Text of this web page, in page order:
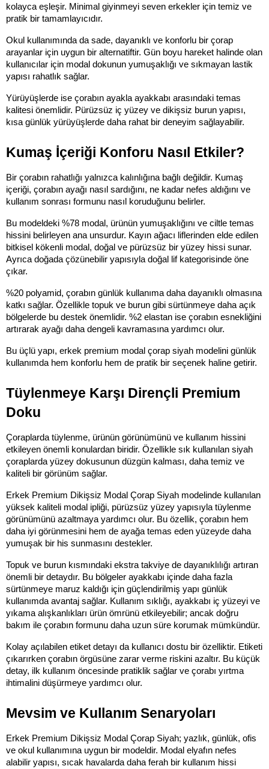
kolayca eşleşir. Minimal giyinmeyi seven erkekler için temiz ve
pratik bir tamamlayıcıdır.
Okul kullanımında da sade, dayanıklı ve konforlu bir çorap
arayanlar için uygun bir alternatiftir. Gün boyu hareket halinde olan
kullanıcılar için modal dokunun yumuşaklığı ve sıkmayan lastik
yapısı rahatlık sağlar.
Yürüyüşlerde ise çorabın ayakla ayakkabı arasındaki temas
kalitesi önemlidir. Pürüzsüz iç yüzey ve dikişsiz burun yapısı,
kısa günlük yürüyüşlerde daha rahat bir deneyim sağlayabilir.
Kumaş İçeriği Konforu Nasıl Etkiler?
Bir çorabın rahatlığı yalnızca kalınlığına bağlı değildir. Kumaş
içeriği, çorabın ayağı nasıl sardığını, ne kadar nefes aldığını ve
kullanım sonrası formunu nasıl koruduğunu belirler.
Bu modeldeki %78 modal, ürünün yumuşaklığını ve ciltle temas
hissini belirleyen ana unsurdur. Kayın ağacı liflerinden elde edilen
bitkisel kökenli modal, doğal ve pürüzsüz bir yüzey hissi sunar.
Ayrıca doğada çözünebilir yapısıyla doğal lif kategorisinde öne
çıkar.
%20 polyamid, çorabın günlük kullanıma daha dayanıklı olmasına
katkı sağlar. Özellikle topuk ve burun gibi sürtünmeye daha açık
bölgelerde bu destek önemlidir. %2 elastan ise çorabın esnekliğini
artırarak ayağı daha dengeli kavramasına yardımcı olur.
Bu üçlü yapı, erkek premium modal çorap siyah modelini günlük
kullanımda hem konforlu hem de pratik bir seçenek haline getirir.
Tüylenmeye Karşı Dirençli Premium
Doku
Çoraplarda tüylenme, ürünün görünümünü ve kullanım hissini
etkileyen önemli konulardan biridir. Özellikle sık kullanılan siyah
çoraplarda yüzey dokusunun düzgün kalması, daha temiz ve
kaliteli bir görünüm sağlar.
Erkek Premium Dikişsiz Modal Çorap Siyah modelinde kullanılan
yüksek kaliteli modal ipliği, pürüzsüz yüzey yapısıyla tüylenme
görünümünü azaltmaya yardımcı olur. Bu özellik, çorabın hem
daha iyi görünmesini hem de ayağa temas eden yüzeyde daha
yumuşak bir his sunmasını destekler.
Topuk ve burun kısmındaki ekstra takviye de dayanıklılığı artıran
önemli bir detaydır. Bu bölgeler ayakkabı içinde daha fazla
sürtünmeye maruz kaldığı için güçlendirilmiş yapı günlük
kullanımda avantaj sağlar. Kullanım sıklığı, ayakkabı iç yüzeyi ve
yıkama alışkanlıkları ürün ömrünü etkileyebilir; ancak doğru
bakım ile çorabın formunu daha uzun süre korumak mümkündür.
Kolay açılabilen etiket detayı da kullanıcı dostu bir özelliktir. Etiketi
çıkarırken çorabın örgüsüne zarar verme riskini azaltır. Bu küçük
detay, ilk kullanım öncesinde pratiklik sağlar ve çorabı yırtma
ihtimalini düşürmeye yardımcı olur.
Mevsim ve Kullanım Senaryoları
Erkek Premium Dikişsiz Modal Çorap Siyah; yazlık, günlük, ofis
ve okul kullanımına uygun bir modeldir. Modal elyafın nefes
alabilir yapısı, sıcak havalarda daha ferah bir kullanım hissi